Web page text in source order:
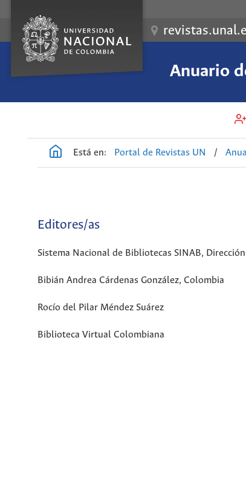
Anuario
Está en: Portal de Revistas UN /
Editores/as
Sistema Nacional de Bibliotecas SINAB,
Bibián Andrea Cárdenas González, Colombia
Rocío del Pilar Méndez Suárez
Biblioteca Virtual Colombiana